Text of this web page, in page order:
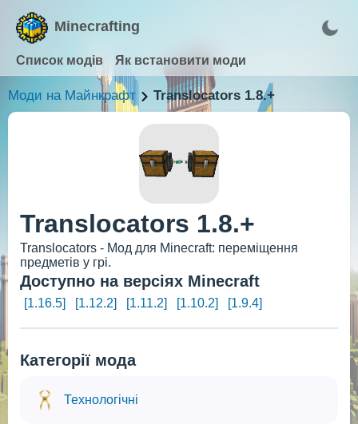
Minecrafting
Список модів Як встановити моди
Моди на Майнкрафт Translocators 1.8.+
Translocators 1.8.+
Translocators - Мод для Minecraft: переміщення
предметів у грі.
Доступно на версіях Minecraft
[1.16.5] [1.12.2] [1.11.2] [1.10.2] [1.9.4]
Категорії мода
Технологічні